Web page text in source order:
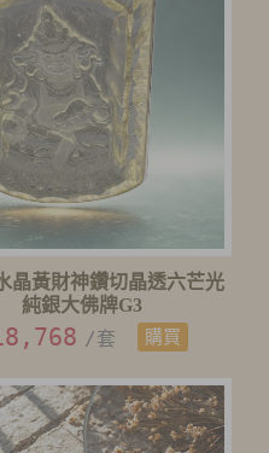
晶黃財神鑽切晶透六芒光
純銀大佛牌G3
/套 購買